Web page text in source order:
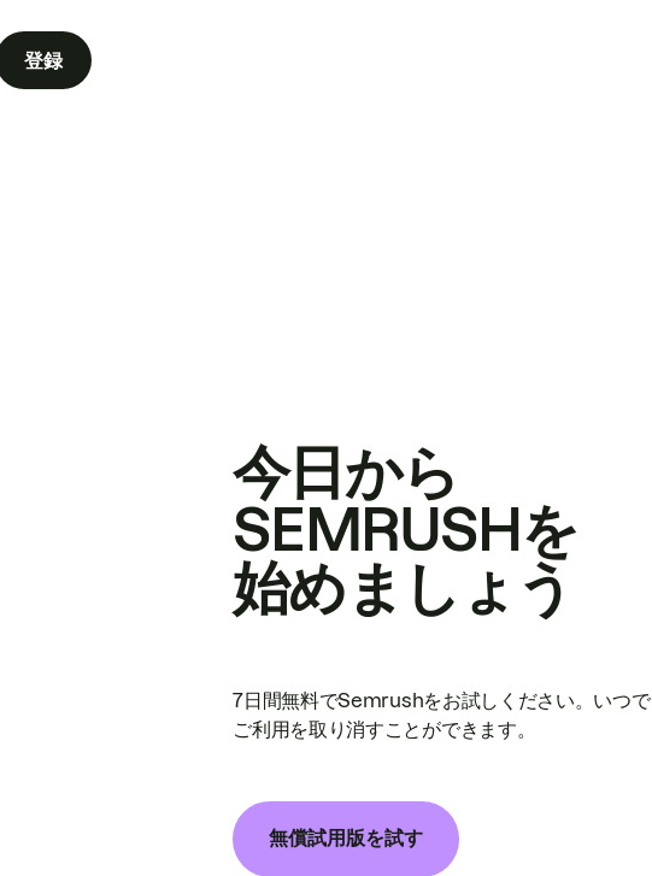
登録
今日から
SEMRUSHを
始めましょう
7日間無料でSemrushをお試しください。いつ
ご利用を取り消すことができます。
無償試用版を試す